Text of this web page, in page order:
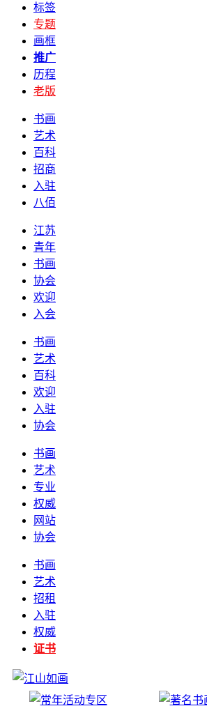
标签
专题
画框
推广
历程
老版
书画
艺术
百科
招商
入驻
八佰
江苏
青年
书画
协会
欢迎
入会
书画
艺术
百科
欢迎
入驻
协会
书画
艺术
专业
权威
网站
协会
书画
艺术
招租
入驻
权威
证书